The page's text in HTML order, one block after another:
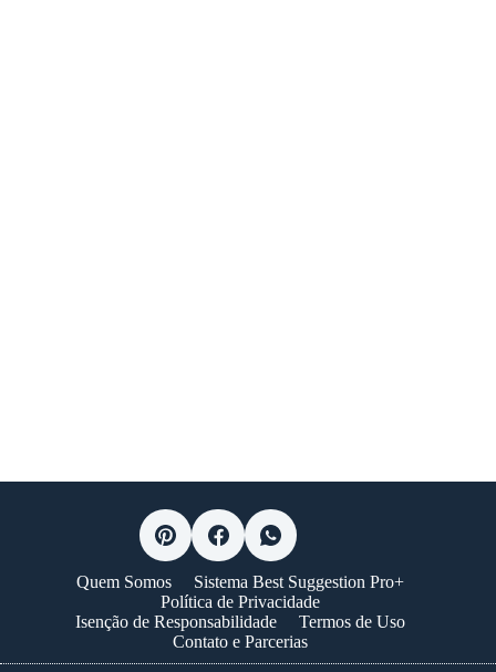
Quem Somos
Sistema Best Suggestion Pro+
Política de Privacidade
Isenção de Responsabilidade
Termos de Uso
Contato e Parcerias